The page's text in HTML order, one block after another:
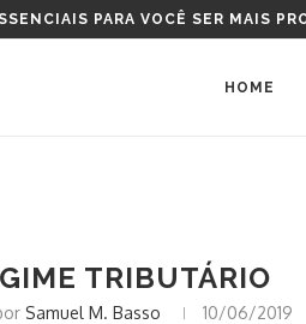
PARA VOCÊ SER MAIS
HOME
TRIBUTÁRIO
Samuel M. Basso 10/06/2019